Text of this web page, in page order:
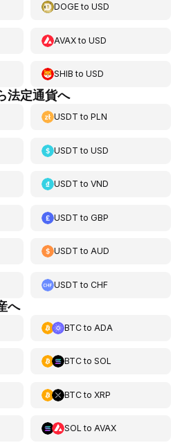
DOGEtoUSD
AVAXtoUSD
SHIB toUSD
法定通貨へ
USDT toPLN
USDT toUSD
USDT toVND
USDT toGBP
USDT toAUD
USDT toCHF
へ
BTCto ADA
BTCto SOL
BTCto XRP
SOL to AVAX